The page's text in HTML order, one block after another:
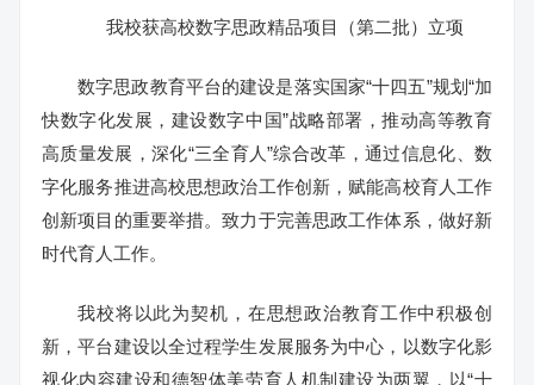
我校获高校数字思政精品项目（第二批）立项
数字思政教育平台的建设是落实国家“十四五”规划“加
快数字化发展，建设数字中国”战略部署，推动高等教育
高质量发展，深化“三全育人”综合改革，通过信息化、数
字化服务推进高校思想政治工作创新，赋能高校育人工作
创新项目的重要举措。致力于完善思政工作体系，做好新
时代育人工作。
我校将以此为契机，在思想政治教育工作中积极创
新，平台建设以全过程学生发展服务为中心，以数字化影
视化内容建设和德智体美劳育人机制建设为两翼，以“十